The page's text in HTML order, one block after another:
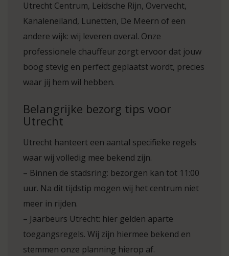
Utrecht Centrum, Leidsche Rijn, Overvecht,
Kanaleneiland, Lunetten, De Meern of een
andere wijk: wij leveren overal. Onze
professionele chauffeur zorgt ervoor dat jouw
boog stevig en perfect geplaatst wordt, precies
waar jij hem wil hebben.
Belangrijke bezorg tips voor
Utrecht
Utrecht hanteert een aantal specifieke regels
waar wij volledig mee bekend zijn.
– Binnen de stadsring: bezorgen kan tot 11:00
uur. Na dit tijdstip mogen wij het centrum niet
meer in rijden.
– Jaarbeurs Utrecht: hier gelden aparte
toegangsregels. Wij zijn hiermee bekend en
stemmen onze planning hierop af.